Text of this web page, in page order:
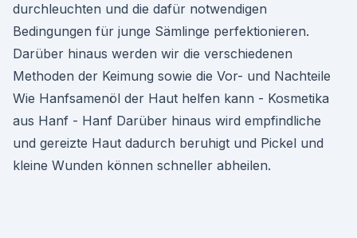
durchleuchten und die dafür notwendigen
Bedingungen für junge Sämlinge perfektionieren.
Darüber hinaus werden wir die verschiedenen
Methoden der Keimung sowie die Vor- und Nachteile
Wie Hanfsamenöl der Haut helfen kann - Kosmetika
aus Hanf - Hanf Darüber hinaus wird empfindliche
und gereizte Haut dadurch beruhigt und Pickel und
kleine Wunden können schneller abheilen.